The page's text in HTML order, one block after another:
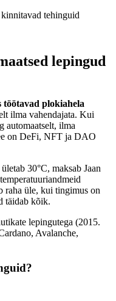
tehinguid
lepingud
plokiahela
ilma vahendajata. Kui
automaatselt, ilma
on DeFi, NFT ja DAO
30°C, maksab Jaan
raha üle, kui tingimus on
täidab kõik.
lepingutega (2015.
Avalanche,